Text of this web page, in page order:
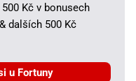
Kč v bonusech
dalších 500 Kč
u Fortuny